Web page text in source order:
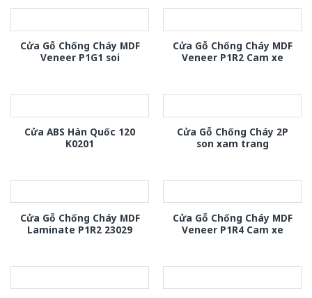
Cửa Gỗ Chống Cháy MDF
Veneer P1G1 soi
Cửa Gỗ Chống Cháy MDF
Veneer P1R2 Cam xe
Cửa ABS Hàn Quốc 120
K0201
Cửa Gỗ Chống Cháy 2P
son xam trang
Cửa Gỗ Chống Cháy MDF
Laminate P1R2 23029
Cửa Gỗ Chống Cháy MDF
Veneer P1R4 Cam xe